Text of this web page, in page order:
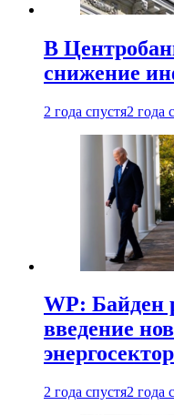
В
снижение
2 года спустя2 года
WP: Байден
введение
2 года спустя2 года